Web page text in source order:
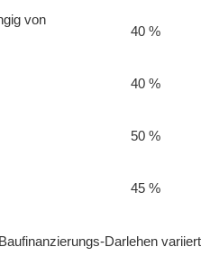
von
40 %
40 %
50 %
45 %
Darlehen